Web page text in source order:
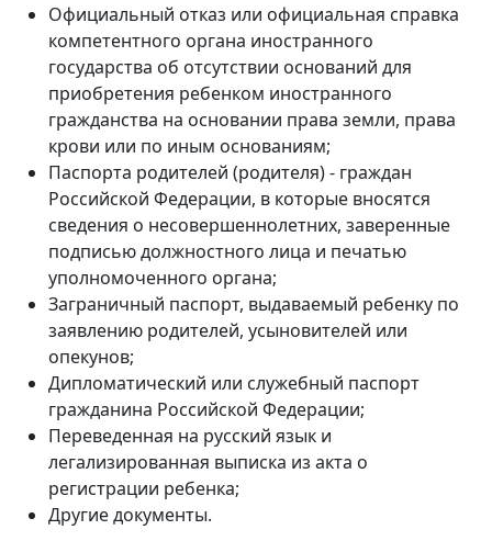
Официальный отказ или официальная справка
компетентного органа иностранного
государства об отсутствии оснований для
приобретения ребенком иностранного
гражданства на основании права земли, права
крови или по иным основаниям;
Паспорта родителей (родителя) - граждан
Российской Федерации, в которые вносятся
сведения о несовершеннолетних, заверенные
подписью должностного лица и печатью
уполномоченного органа;
Заграничный паспорт, выдаваемый ребенку по
заявлению родителей, усыновителей или
опекунов;
Дипломатический или служебный паспорт
гражданина Российской Федерации;
Переведенная на русский язык и
легализированная выписка из акта о
регистрации ребенка;
Другие документы.